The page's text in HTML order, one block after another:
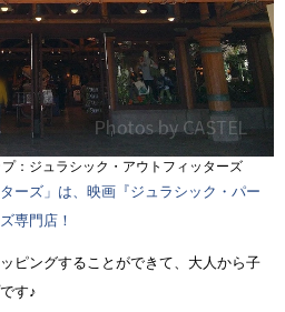
：ジュラシック・アウトフィッターズ
ーズ」は、映画『ジュラシック・パー
専門店！
ピングすることができて、大人から子
す♪